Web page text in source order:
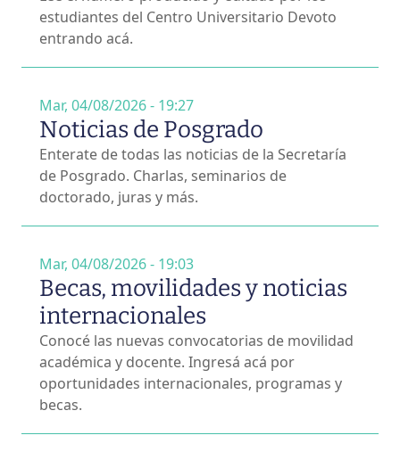
estudiantes del Centro Universitario Devoto
entrando acá.
Mar, 04/08/2026 - 19:27
Noticias de Posgrado
Enterate de todas las noticias de la Secretaría
de Posgrado. Charlas, seminarios de
doctorado, juras y más.
Mar, 04/08/2026 - 19:03
Becas, movilidades y noticias
internacionales
Conocé las nuevas convocatorias de movilidad
académica y docente. Ingresá acá por
oportunidades internacionales, programas y
becas.